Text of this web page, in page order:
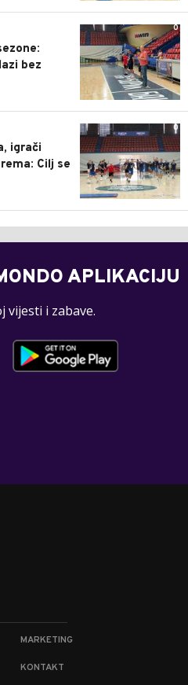
0
bez
0
igrači
Cilj se
APLIKACIJU
vijesti i zabave.
MARKETING
KONTAKT